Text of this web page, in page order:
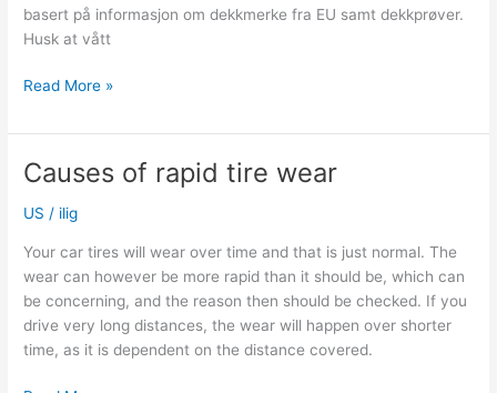
basert på informasjon om dekkmerke fra EU samt dekkprøver.
Husk at vått
Hvilke
de
beste
sommerdekkene
til
min?
Read More »
Causes of rapid tire wear
US / ilig
Your car tires will wear over time and that is just normal. The
wear can however be more rapid than it should be, which can
be concerning, and the reason then should be checked. If you
drive very long distances, the wear will happen over shorter
time, as it is dependent on the distance covered.